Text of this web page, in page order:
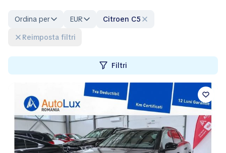
Ordina per EUR
Citroen C5
Reimposta filtri
Filtri